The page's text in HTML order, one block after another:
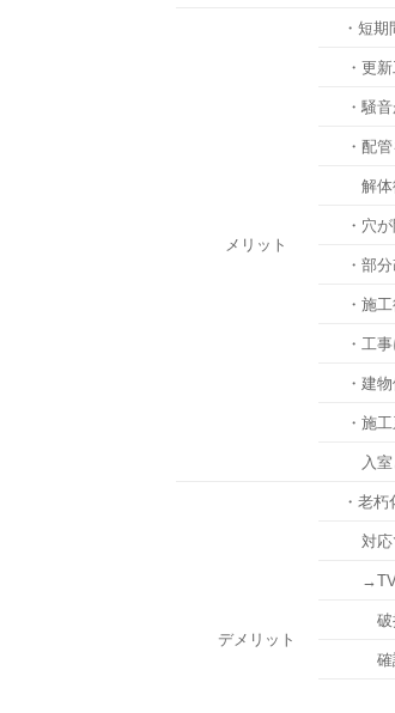
メリット
・短期
・更
・騒
・配
解体
・穴
・部
・施
・工
・建
・施
入室
デメリット
・老朽
対応
→TV
破
確